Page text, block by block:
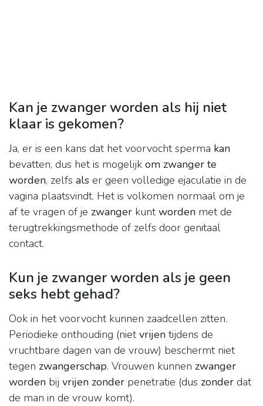
Kan je zwanger worden als hij niet
klaar is gekomen?
Ja, er is een kans dat het voorvocht sperma kan
bevatten, dus het is mogelijk om zwanger te
worden, zelfs als er geen volledige ejaculatie in de
vagina plaatsvindt. Het is volkomen normaal om je
af te vragen of je zwanger kuntworden met de
terugtrekkingsmethode of zelfs door genitaal
contact.
Kun je zwanger worden als je geen
seks hebt gehad?
Ook in het voorvocht kunnen zaadcellen zitten.
Periodieke onthouding (nietvrijen tijdens de
vruchtbare dagen van de vrouw) beschermt niet
tegen zwangerschap. Vrouwen kunnen zwanger
worden bij vrijen zonder penetratie (dus zonder dat
de man in de vrouw komt).